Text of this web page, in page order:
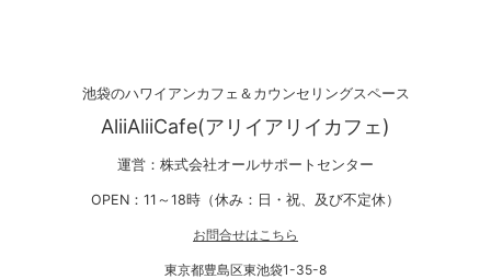
池袋のハワイアンカフェ＆カウンセリングスペース
AliiAliiCafe(アリイアリイカフェ)
運営：株式会社オールサポートセンター
OPEN：11～18時（休み：日・祝、及び不定休）
お問合せはこちら
東京都豊島区東池袋1-35-8